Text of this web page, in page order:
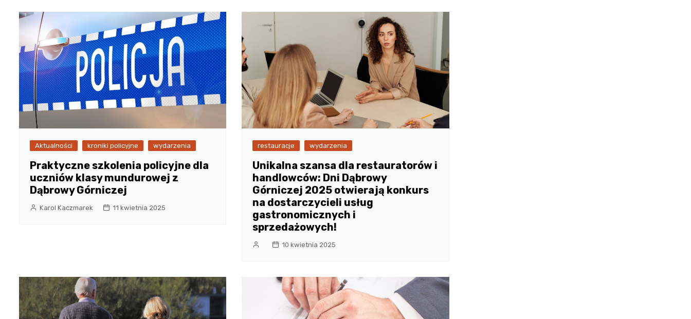
Aktualności kroniki policyjne wydarzenia
Praktyczne szkolenia policyjne dla
uczniów klasy mundurowej z
Dąbrowy Górniczej
Karol Kaczmarek 11 kwietnia 2025
restauracje wydarzenia
Unikalna szansa dla restauratorów i
handlowców: Dni Dąbrowy
Górniczej 2025 otwierają konkurs
na dostarczycieli usług
gastronomicznych i
sprzedażowych!
10 kwietnia 2025